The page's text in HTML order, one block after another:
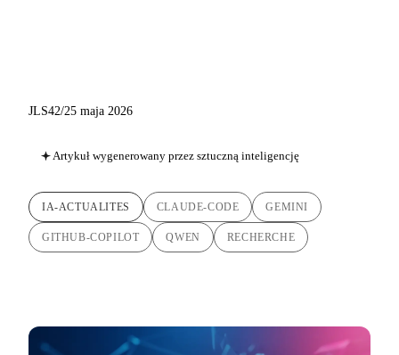
JLS42/25 maja 2026
Artykuł wygenerowany przez sztuczną inteligencję
IA-ACTUALITES CLAUDE-CODE GEMINI
GITHUB-COPILOT QWEN RECHERCHE